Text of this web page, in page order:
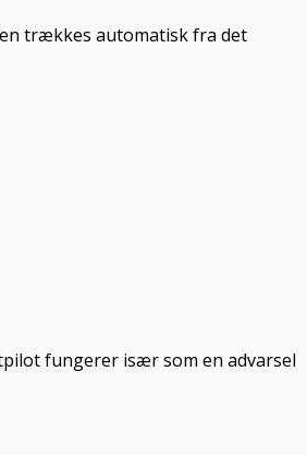
trækkes automatisk fra det
fungerer især som en advarsel